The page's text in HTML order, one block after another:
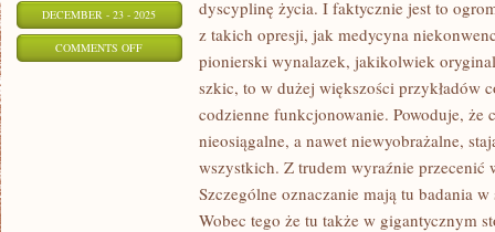
DECEMBER - 23 - 2025
COMMENTS OFFON
PRODUKOWANIE
dyscyplinę życia. I faktycznie jest to
z takich opresji, jak medycyna
pionierski wynalazek, jakikolwiek
szkic, to w dużej większości przykładów
codzienne funkcjonowanie. Powoduje, że
nieosiągalne, a nawet niewyobrażalne,
wszystkich. Z trudem wyraźnie
Szczególne oznaczanie mają tu badania
Wobec tego że tu także w gigantycznym